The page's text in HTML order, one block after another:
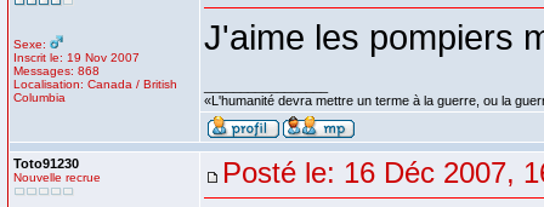
Sexe:
Inscrit le: 19 Nov 2007
Messages: 868
Localisation: Canada / British
Columbia
J'aime les pompiers
«L'humanité devra mettre un terme à la guerre, ou la
Toto91230
Nouvelle recrue Posté le: 16 Déc 2007,